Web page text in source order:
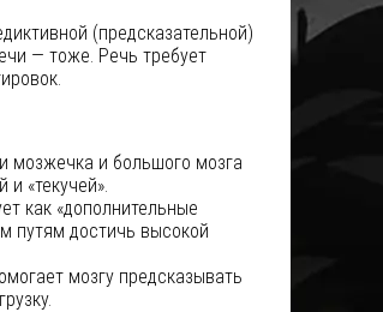
(предсказательной)
— тоже. Речь требует
мозжечка и большого мозга
и «текучей».
как «дополнительные
путям достичь высокой
мозгу предсказывать